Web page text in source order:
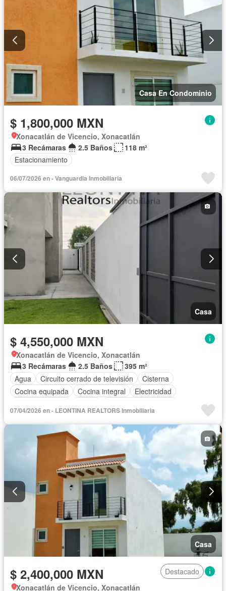
Casa En Condominio
$ 1,800,000 MXN
Xonacatlán de Vicencio, Xonacatlán
3 Recámaras
2.5 Baños
118 m²
Estacionamiento
06/07/2026 en - Vanguardia Inmobiliaria
Casa
$ 4,550,000 MXN
Xonacatlán de Vicencio, Xonacatlán
3 Recámaras
2.5 Baños
395 m²
Agua
Circuito cerrado de televisión
Cisterna
Cocina equipada
Cocina integral
Electricidad
Sin amueblar
07/04/2026 en - LEONTINA REALTORS Inmobiliaria
Casa
$ 2,400,000 MXN
Destacado
Xonacatlán de Vicencio, Xonacatlán